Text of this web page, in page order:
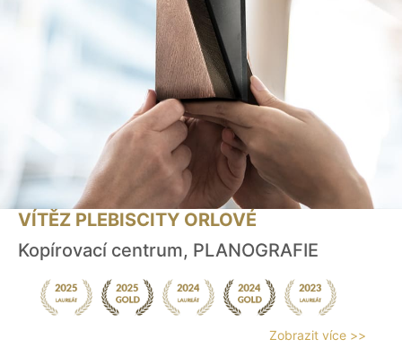
VÍTĚZ PLEBISCITY ORLOVÉ
Kopírovací centrum, PLANOGRAFIE
Zobrazit více >>